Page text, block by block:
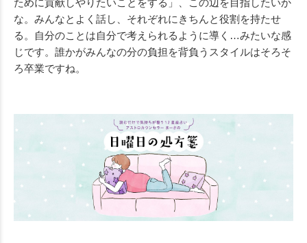
ために貢献しやりたいことをする」、この辺を目指したいか
な。みんなとよく話し、それぞれにきちんと役割を持たせ
る。自分のことは自分で考えられるように導く…みたいな感
じです。誰かがみんなの分の負担を背負うスタイルはそろそ
ろ卒業ですね。